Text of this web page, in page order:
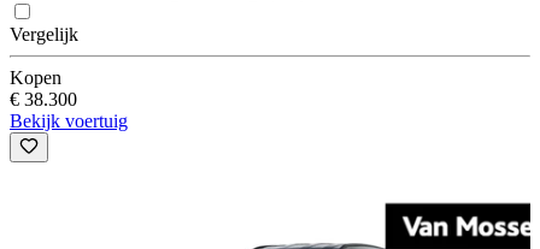
Vergelijk
Kopen
€ 38.300
Bekijk voertuig